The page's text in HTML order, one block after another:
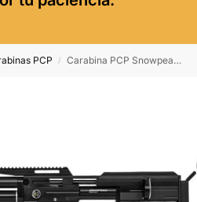
PCP / Carabina PCP Snowpeak Max 1